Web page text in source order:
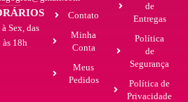
à Sex, das
às 18h
Contato
Minha
Conta
Meus
Pedidos
de
Entregas
Política
de
Segurança
Política de
Privacidade